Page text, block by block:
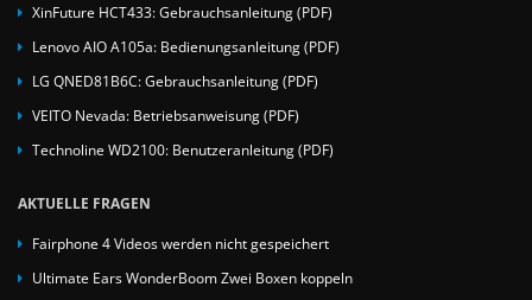
XinFuture HCT433: Gebrauchsanleitung (PDF)
Lenovo AIO A105a: Bedienungsanleitung (PDF)
LG QNED81B6C: Gebrauchsanleitung (PDF)
VEITO Nevada: Betriebsanweisung (PDF)
Technoline WD2100: Benutzeranleitung (PDF)
AKTUELLE FRAGEN
Fairphone 4 Videos werden nicht gespeichert
Ultimate Ears WonderBoom Zwei Boxen koppeln